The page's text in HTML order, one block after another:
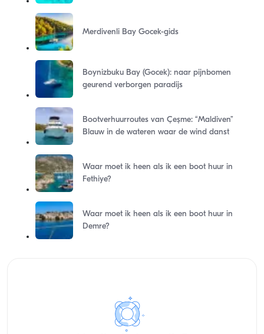
Merdivenli Bay Gocek-gids
Boynizbuku Bay (Gocek): naar pijnbomen
geurend verborgen paradijs
Bootverhuurroutes van Çeşme: “Maldiven”
Blauw in de wateren waar de wind danst
Waar moet ik heen als ik een boot huur in
Fethiye?
Waar moet ik heen als ik een boot huur in
Demre?